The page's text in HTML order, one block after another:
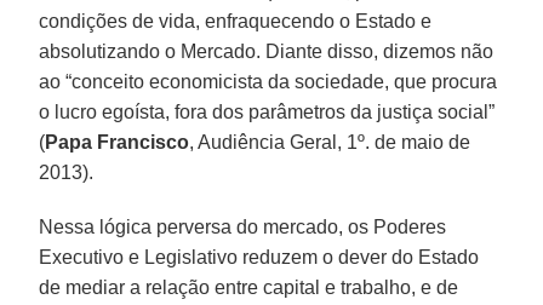
condições de vida, enfraquecendo o Estado e
absolutizando o Mercado. Diante disso, dizemos não
ao “conceito economicista da sociedade, que procura
o lucro egoísta, fora dos parâmetros da justiça social”
(Papa Francisco, Audiência Geral, 1º. de maio de
2013).
Nessa lógica perversa do mercado, os Poderes
Executivo e Legislativo reduzem o dever do Estado
de mediar a relação entre capital e trabalho, e de